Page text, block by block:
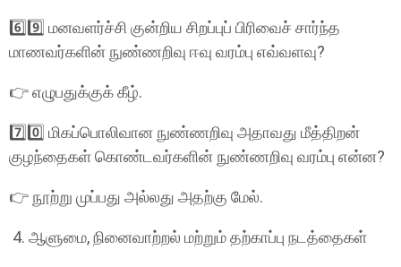
6️⃣9️⃣ மனவளர்ச்சி குன்றிய சிறப்புப் பிரிவைச் சார்ந்த
மாணவர்களின் நுண்ணறிவு ஈவு வரம்பு எவ்வளவு?
👉 எழுபதுக்குக் கீழ்.
7️⃣0️⃣ மிகப்பொலிவான நுண்ணறிவு அதாவது மீத்திறன்
குழந்தைகள் கொண்டவர்களின் நுண்ணறிவு வரம்பு என்ன?
👉 நூற்று முப்பது அல்லது அதற்கு மேல்.
4. ஆளுமை, நினைவாற்றல் மற்றும் தற்காப்பு நடத்தைகள்